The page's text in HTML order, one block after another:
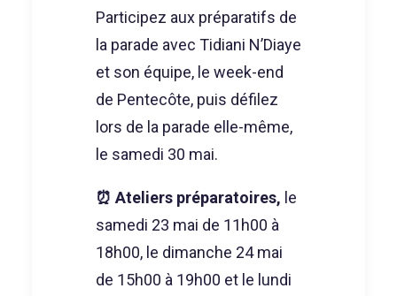
Participez aux préparatifs de
la parade avec Tidiani N’Diaye
et son équipe, le week-end
de Pentecôte, puis défilez
lors de la parade elle-même,
le samedi 30 mai.
⏰ Ateliers préparatoires, le
samedi 23 mai de 11h00 à
18h00, le dimanche 24 mai
de 15h00 à 19h00 et le lundi